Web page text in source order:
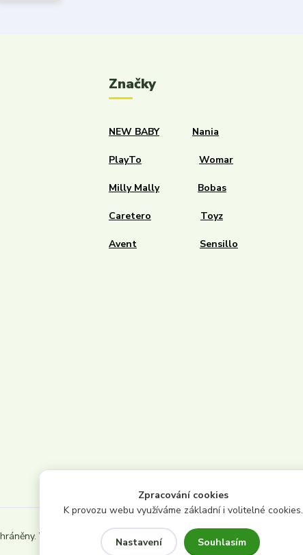
Značky
NEW BABY Nania
PlayTo Womar
Milly Mally Bobas
Caretero Toyz
Avent Sensillo
Všechna
Zpracování cookies
K provozu webu využíváme základní i volitelné cookies.
Nastavení Souhlasím